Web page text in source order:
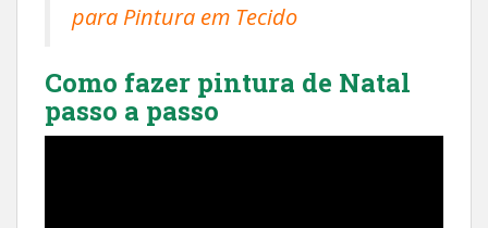
para Pintura em Tecido
Como fazer pintura de Natal
passo a passo